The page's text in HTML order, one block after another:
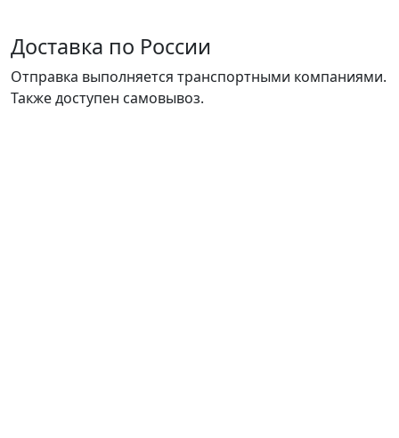
Доставка по России
Отправка выполняется транспортными компаниями.
Также доступен самовывоз.